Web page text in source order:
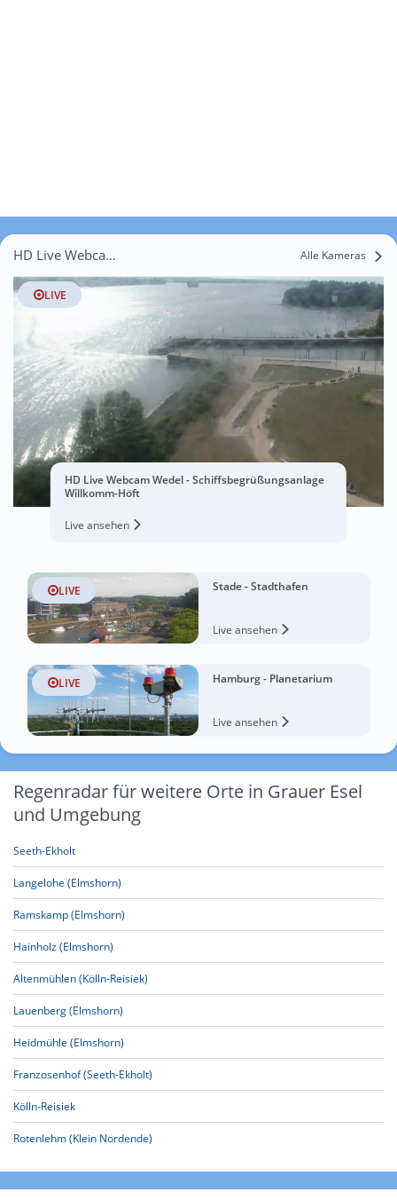
HD Live Webcams Grauer Esel Alle Kameras
LIVE
HD Live Webcam Wedel - Schiffsbegrüßungsanlage
Willkomm-Höft
Live ansehen
LIVE Stade - Stadthafen
Live ansehen
LIVE Hamburg - Planetarium
Live ansehen
Regenradar für weitere Orte in Grauer Esel
und Umgebung
Seeth-Ekholt
Langelohe (Elmshorn)
Ramskamp (Elmshorn)
Hainholz (Elmshorn)
Altenmühlen (Kölln-Reisiek)
Lauenberg (Elmshorn)
Heidmühle (Elmshorn)
Franzosenhof (Seeth-Ekholt)
Kölln-Reisiek
Rotenlehm (Klein Nordende)